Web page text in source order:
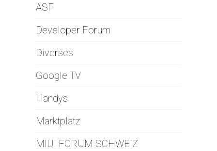
ASF
Developer Forum
Diverses
Google TV
Handys
Marktplatz
MIUI FORUM SCHWEIZ